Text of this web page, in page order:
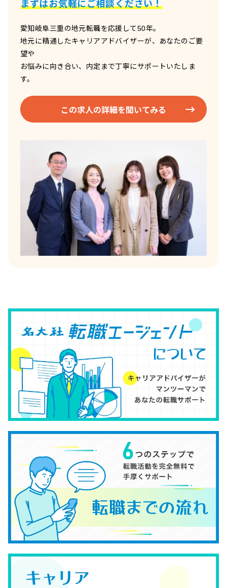
まずはお気軽にご相談ください！
愛知岐阜三重の地元転職を応援して50年。
地元に精通したキャリアアドバイザーが、あなたのご要
望や
お悩みに向き合い、内定まで丁寧にサポートいたしま
す。
この求人の詳細を聞いてみる